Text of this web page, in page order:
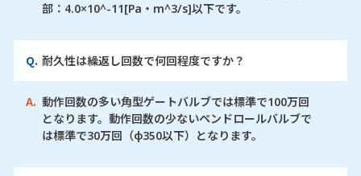
部：4.0×10^-11[Pa・m^3/s]以下です。
Q. 耐久性は繰返し回数で何回程度ですか？
A. 動作回数の多い角型ゲートバルブでは標準で100万回
となります。動作回数の少ないペンドロールバルブで
は標準で30万回（φ350以下）となります。